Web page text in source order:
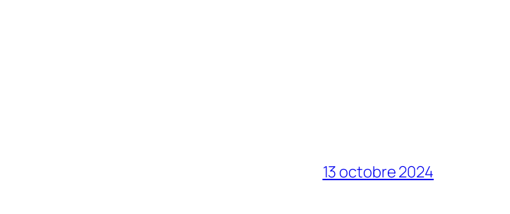
13 octobre 2024